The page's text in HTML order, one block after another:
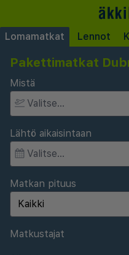
Lomamatkat Lennot
Pakettimatkat
Mistä
Lähtö aikaisintaan
Matkan pituus
Matkustajat